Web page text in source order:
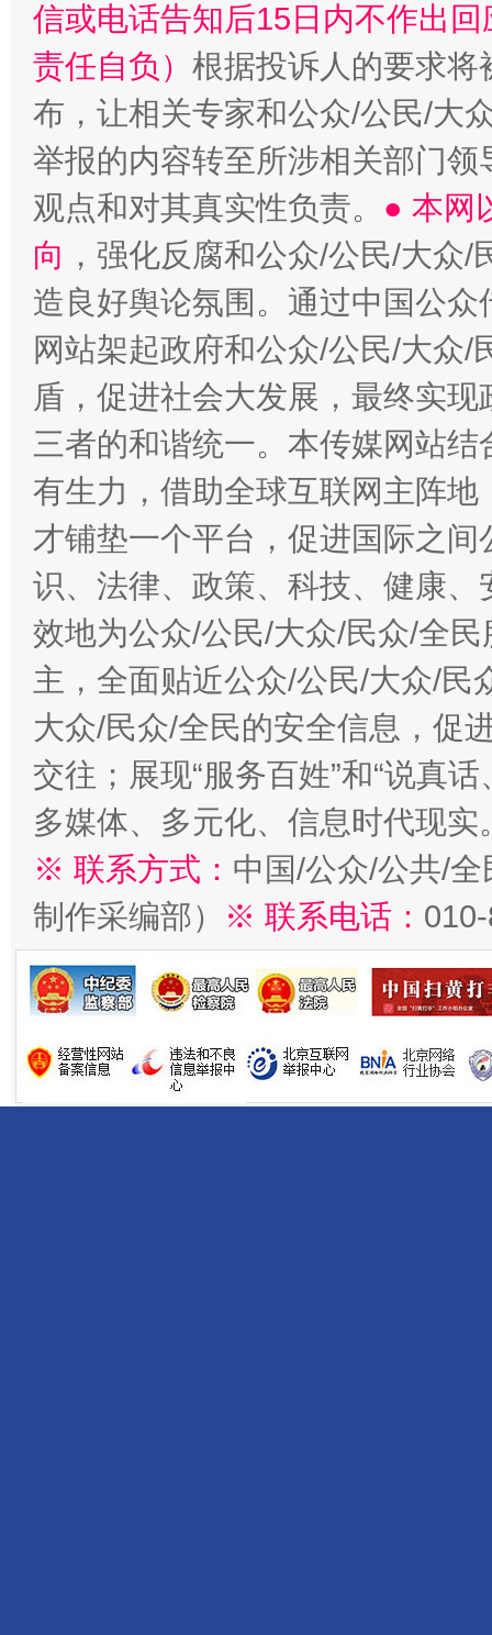
信或电话告知后15日内不作出
责任自负） 根据投诉人的要求将
布，让相关专家和公众/公民/大
举报的内容转至所涉相关部门
观点和对其真实性负责。 ● 本网
向 ，强化反腐和公众/公民/大众
造良好舆论氛围。通过中国公
网站架起政府和公众/公民/大众
盾，促进社会大发展，最终实
三者的和谐统一。本传媒网站
有生力，借助全球互联网主阵
才铺垫一个平台，促进国际之
识、法律、政策、科技、健康
效地为公众/公民/大众/民众/全
主，全面贴近公众/公民/大众/民
大众/民众/全民的安全信息，促
交往；展现“服务百姓”和“说真
多媒体、多元化、信息时代现实
※ 联系方式： 中国/公众/公共/
制作采编部）
※ 联系电话：